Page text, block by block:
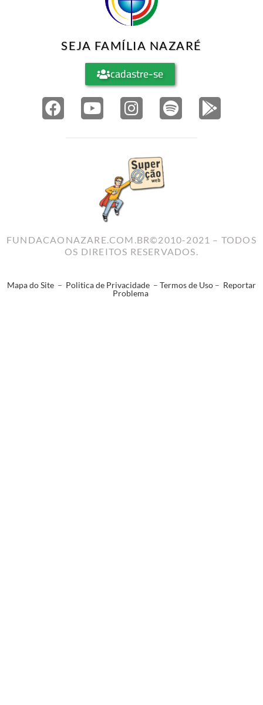
SEJA FAMÍLIA NAZARÉ
cadastre-se
FUNDACAONAZARE.COM.BR©2010-2021 – TODOS
OS DIREITOS RESERVADOS.
Mapa do Site – Politica de Privacidade – Termos de Uso – Reportar
Problema